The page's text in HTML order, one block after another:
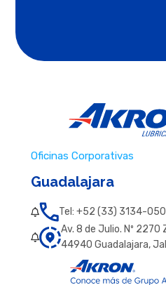
Oficinas Corporativas
Guadalajara
Tel: +52 (33) 3134-
Av. 8 de Julio. Nº 2270
44940 Guadalajara,